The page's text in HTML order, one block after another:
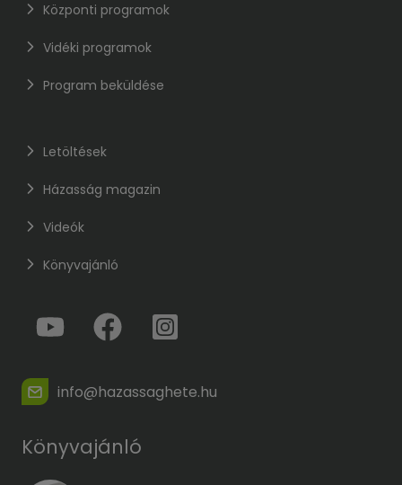
Központi programok
Vidéki programok
Program beküldése
Letöltések
Házasság magazin
Videók
Könyvajánló
info@hazassaghete.hu
Könyvajánló